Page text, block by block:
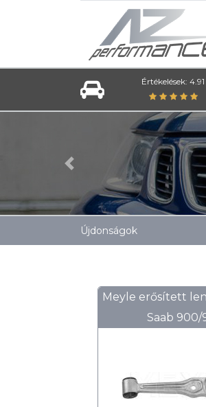
Értékelések: 4.91
Previous
Újdonságok
Meyle erősített
Saab 900/